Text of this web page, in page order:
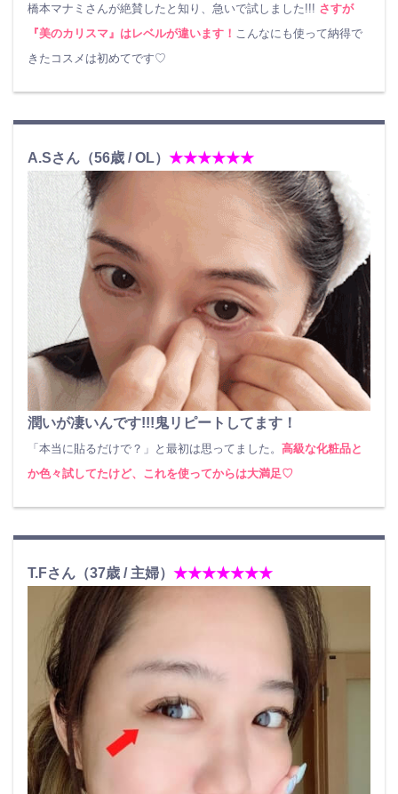
橋本マナミさんが絶賛したと知り、急いで試しました!!! さすが
『美のカリスマ』はレベルが違います！ こんなにも使って納得で
きたコスメは初めてです♡
A.Sさん（56歳 / OL） ★★★★★★
潤いが凄いんです!!!鬼リピートしてます！
「本当に貼るだけで？」と最初は思ってました。 高級な化粧品と
か色々試してたけど、これを使ってからは大満足♡
T.Fさん（37歳 / 主婦） ★★★★★★★